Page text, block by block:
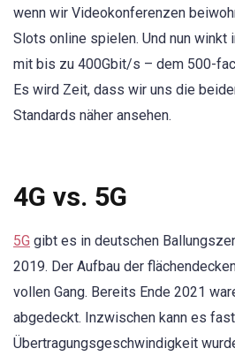
wenn wir Videokonferenzen
Slots online spielen. Und nun winkt
mit bis zu 400Gbit/s – dem 500-
Es wird Zeit, dass wir uns die
Standards näher ansehen.
4G vs. 5G
5G gibt es in deutschen
2019. Der Aufbau der
vollen Gang. Bereits Ende 2021
abgedeckt. Inzwischen kann es
Übertragungsgeschwindigkeit